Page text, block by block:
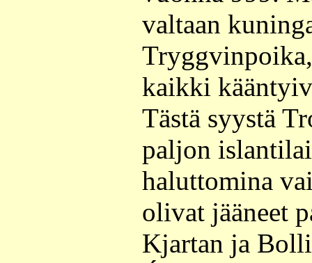
valtaan
kaikki
Tästä syystä
paljon
haluttomina
olivat jääneet
Kjartan ja